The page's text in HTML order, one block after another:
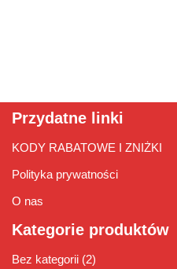
Przydatne linki
KODY RABATOWE I ZNIŻKI
Polityka prywatności
O nas
Kategorie produktów
Bez kategorii (2)